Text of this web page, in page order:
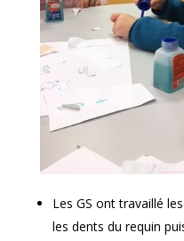
Les GS ont travaillé
les dents du requin